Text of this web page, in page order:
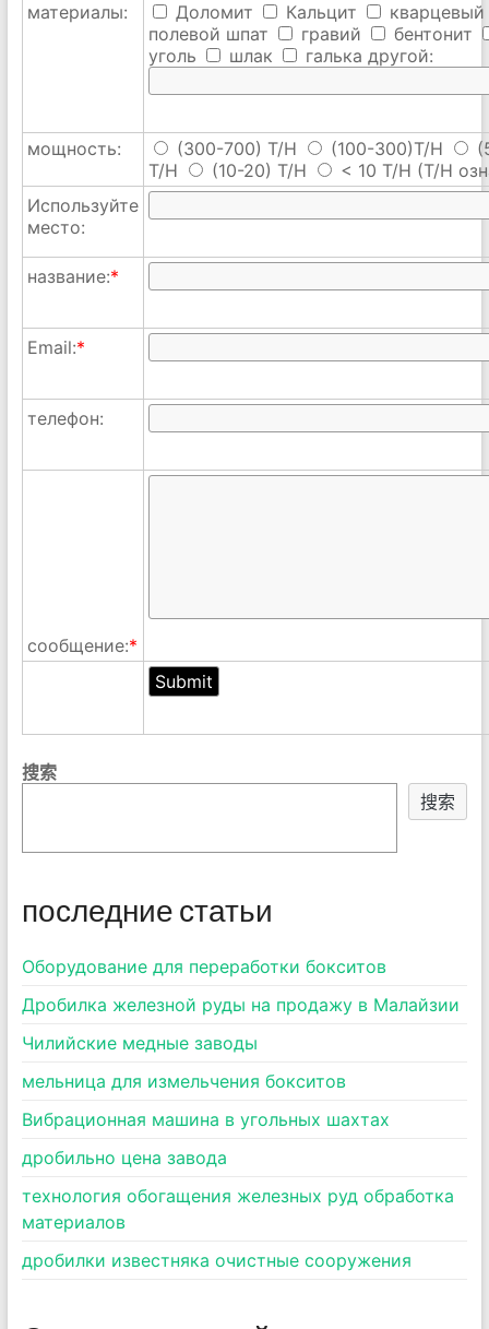
материалы:
Доломит Кальцит
кварцевый
полевой шпат
гравий
бентонит
уголь
шлак галька другой:
мощность: (300-700) T/H (100-300)T/H
T/H
(10-20) T/H < 10 T/H (T/H
Используйте
место:
название:*
Email:*
телефон:
сообщение:*
搜索
搜索
последние статьи
Оборудование для переработки бокситов
Дробилка железной руды на продажу в Малайзии
Чилийские медные заводы
мельница для измельчения бокситов
Вибрационная машина в угольных шахтах
дробильно цена завода
технология обогащения железных руд обработка
материалов
дробилки известняка очистные сооружения